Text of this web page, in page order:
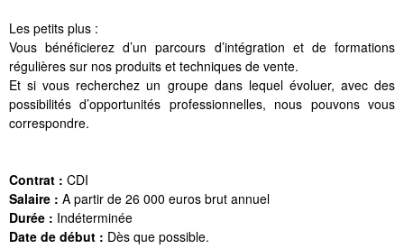
Les petits plus :
Vous bénéficierez d’un parcours d’intégration et de formations
régulières sur nos produits et techniques de vente.
Et si vous recherchez un groupe dans lequel évoluer, avec des
possibilités d’opportunités professionnelles, nous pouvons vous
correspondre.
Contrat : CDI
Salaire : A partir de 26 000 euros brut annuel
Durée : Indéterminée
Date de début : Dès que possible.